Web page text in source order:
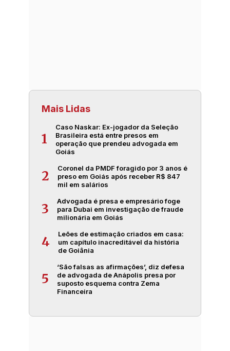
Mais Lidas
1
Caso Naskar: Ex-jogador da Seleção
Brasileira está entre presos em
operação que prendeu advogada em
Goiás
2
Coronel da PMDF foragido por 3 anos é
preso em Goiás após receber R$ 847
mil em salários
3
Advogada é presa e empresário foge
para Dubai em investigação de fraude
milionária em Goiás
4
Leões de estimação criados em casa:
um capítulo inacreditável da história
de Goiânia
5
‘São falsas as afirmações’, diz defesa
de advogada de Anápolis presa por
suposto esquema contra Zema
Financeira